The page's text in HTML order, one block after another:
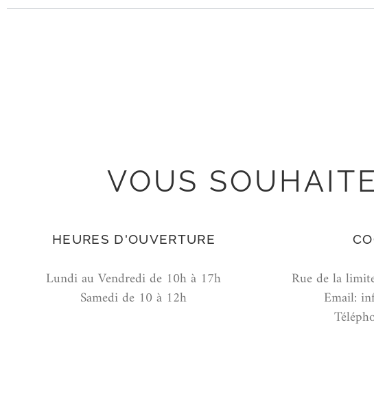
VOUS
HEURES D'OUVERTURE
Lundi au Vendredi de 10h à 17h
Samedi de 10 à 12h
Rue de la
Email: